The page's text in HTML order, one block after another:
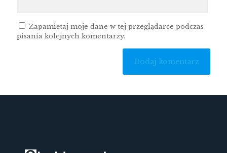
Zapamiętaj moje dane w tej przeglądarce podczas
pisania kolejnych komentarzy.